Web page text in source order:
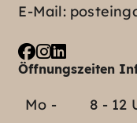
E-Mail:
Öffnungszeiten
Mo -
8 - 12